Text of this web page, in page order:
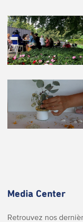
Media Center
Retrouvez nos